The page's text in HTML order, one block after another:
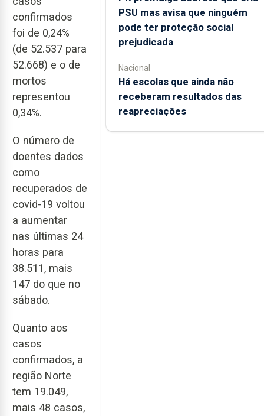
confirmados
foi de 0,24%
(de 52.537 para
52.668) e o de
mortos
representou
0,34%.
O número de
doentes dados
como
recuperados de
covid-19 voltou
a aumentar
nas últimas 24
horas para
38.511, mais
147 do que no
sábado.
Quanto aos
casos
confirmados, a
região Norte
tem 19.049,
mais 48 casos,
PSU mas avisa que ninguém
pode ter proteção social
prejudicada
Nacional
Há escolas que ainda não
receberam resultados das
reapreciações